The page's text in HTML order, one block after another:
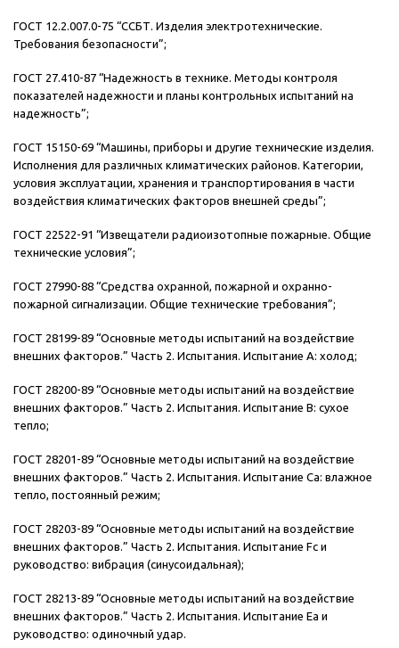
ГОСТ 12.2.007.0-75 “ССБТ. Изделия электротехнические.
Требования безопасности”;
ГОСТ 27.410-87 “Надежность в технике. Методы контроля
показателей надежности и планы контрольных испытаний на
надежность”;
ГОСТ 15150-69 “Машины, приборы и другие технические изделия.
Исполнения для различных климатических районов. Категории,
условия эксплуатации, хранения и транспортирования в части
воздействия климатических факторов внешней среды”;
ГОСТ 22522-91 “Извещатели радиоизотопные пожарные. Общие
технические условия”;
ГОСТ 27990-88 “Средства охранной, пожарной и охранно-
пожарной сигнализации. Общие технические требования”;
ГОСТ 28199-89 “Основные методы испытаний на воздействие
внешних факторов.” Часть 2. Испытания. Испытание А: холод;
ГОСТ 28200-89 “Основные методы испытаний на воздействие
внешних факторов.” Часть 2. Испытания. Испытание В: сухое
тепло;
ГОСТ 28201-89 “Основные методы испытаний на воздействие
внешних факторов.” Часть 2. Испытания. Испытание Са: влажное
тепло, постоянный режим;
ГОСТ 28203-89 “Основные методы испытаний на воздействие
внешних факторов.” Часть 2. Испытания. Испытание Fс и
руководство: вибрация (синусоидальная);
ГОСТ 28213-89 “Основные методы испытаний на воздействие
внешних факторов.” Часть 2. Испытания. Испытание Еа и
руководство: одиночный удар.